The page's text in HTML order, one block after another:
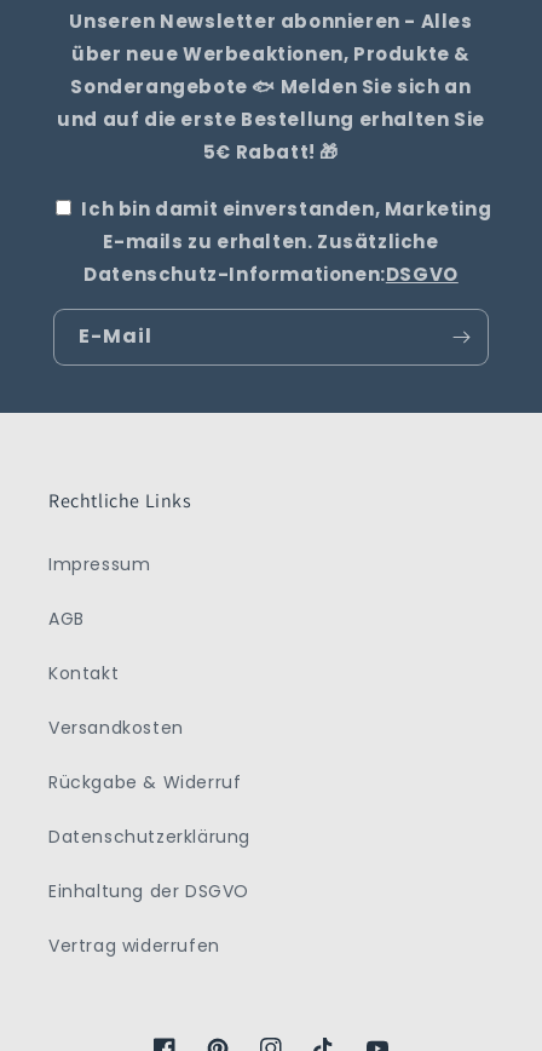
Unseren Newsletter abonnieren - Alles
über neue Werbeaktionen, Produkte &
Sonderangebote 🐟 Melden Sie sich an
und auf die erste Bestellung erhalten Sie
5€ Rabatt! 🎁
Ich bin damit einverstanden, Marketing
E-mails zu erhalten. Zusätzliche
Datenschutz-Informationen:DSGVO
E-Mail
Rechtliche Links
Impressum
AGB
Kontakt
Versandkosten
Rückgabe & Widerruf
Datenschutzerklärung
Einhaltung der DSGVO
Vertrag widerrufen